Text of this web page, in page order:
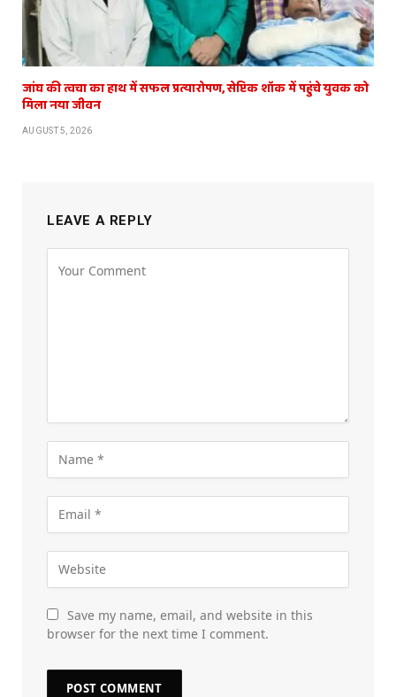
जांघ की त्वचा का हाथ में सफल प्रत्यारोपण, सेप्टिक शॉक में पहुंचे युवक को
मिला नया जीवन
AUGUST 5, 2026
LEAVE A REPLY
Save my name, email, and website in this
browser for the next time I comment.